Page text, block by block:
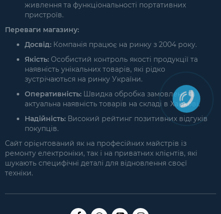
живлення та функціональності портативних
пристроїв.
Переваги магазину:
Досвід: Компанія працює на ринку з 2004 року.
Якість: Особистий контроль якості продукції та
наявність унікальних товарів, які рідко
зустрічаються на ринку України.
Оперативність: Швидка обробка замовлень та
актуальна наявність товарів на складі в Харкові.
Надійність: Високий рейтинг позитивних відгуків
покупців.
Сайт орієнтований як на професійних майстрів із
ремонту електроніки, так і на приватних клієнтів, які
шукають специфічні деталі для відновлення своєї
техніки.